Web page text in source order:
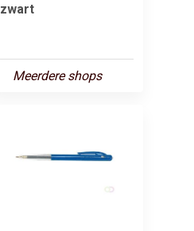
zwart
Meerdere shops